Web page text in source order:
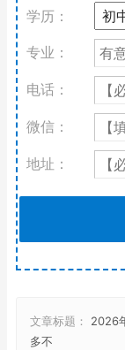
学历：
专业：
电话：
微信：
地址：
文章标题： 2026
多不